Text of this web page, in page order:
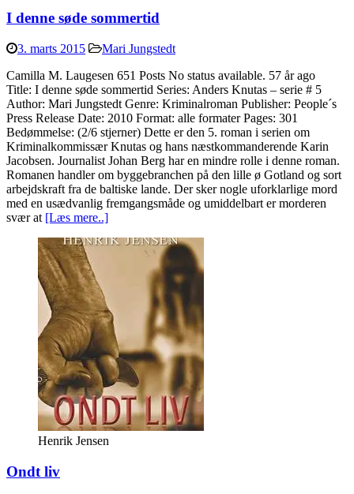
I denne søde sommertid
3. marts 2015
Mari Jungstedt
Camilla M. Laugesen 651 Posts No status available. 57 år ago
Title: I denne søde sommertid Series: Anders Knutas – serie # 5
Author: Mari Jungstedt Genre: Kriminalroman Publisher: People´s
Press Release Date: 2010 Format: alle formater Pages: 301
Bedømmelse: (2/6 stjerner) Dette er den 5. roman i serien om
Kriminalkommissær Knutas og hans næstkommanderende Karin
Jacobsen. Journalist Johan Berg har en mindre rolle i denne roman.
Romanen handler om byggebranchen på den lille ø Gotland og sort
arbejdskraft fra de baltiske lande. Der sker nogle uforklarlige mord
med en usædvanlig fremgangsmåde og umiddelbart er morderen
svær at [Læs mere..]
Henrik Jensen
Ondt liv